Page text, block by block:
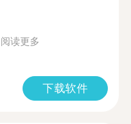
阅读更多
下载软件